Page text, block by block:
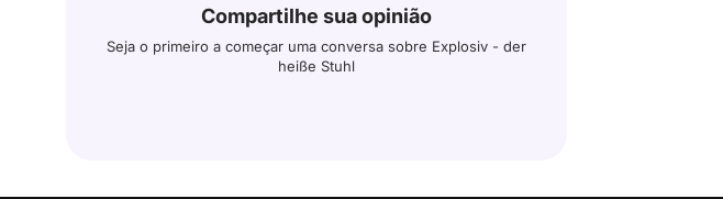
Compartilhe sua opinião
Seja o primeiro a começar uma conversa sobre Explosiv - der
heiße Stuhl